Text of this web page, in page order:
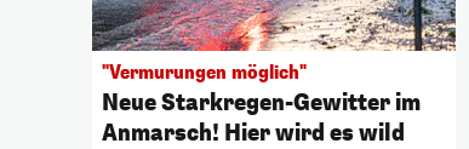
"Vermurungen möglich"
Neue Starkregen-Gewitter im
Anmarsch! Hier wird es wild